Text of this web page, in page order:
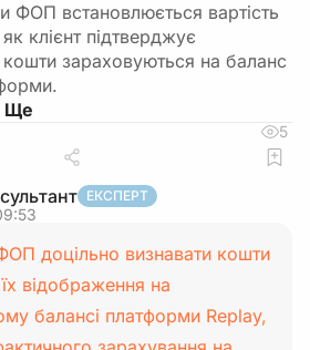
ФОП встановлюється вартість
клієнт підтверджує
зараховуються на баланс
5
ЕКСПЕРТ
доцільно визнавати кошти
відображення на
балансі платформи Replay,